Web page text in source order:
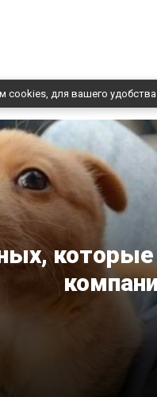
cookies, для вашего